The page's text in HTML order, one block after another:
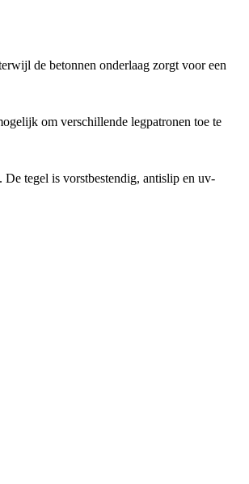
de betonnen onderlaag zorgt voor een
om verschillende legpatronen toe te
tegel is vorstbestendig, antislip en uv-